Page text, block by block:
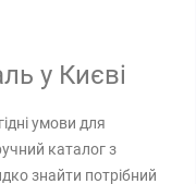
у Києві
умови для
каталог з
знайти потрібний